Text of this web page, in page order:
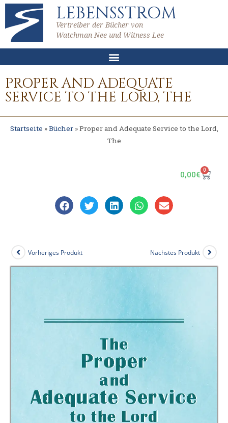
LEBENSSTROM
Vertreiber der Bücher von
Watchman Nee und Witness Lee
PROPER AND ADEQUATE
SERVICE TO THE LORD, THE
Startseite »Bücher»Proper and Adequate Service to the Lord,
The
0,00€ 0
Vorheriges Produkt Nächstes Produkt